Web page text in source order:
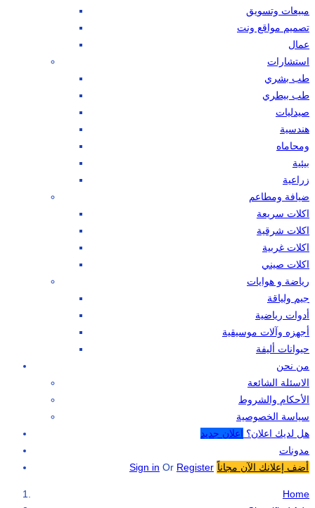
مبيعات وتسويق
تصميم مواقع ونت
عمال
استشارات
طب بشري
طب بيطري
صيدليات
هندسية
ومحاماه
بيئية
زراعية
ضيافة ومطاعم
اكلات سريعة
اكلات شرقية
اكلات غربية
اكلات صيني
رياضة و هوايات
جيم ولياقة
أدوات رياضية
أجهزه وآلات موسيقية
حيوانات أليفة
من نحن
الاسئلة الشائعة
الأحكام والشروط
سياسة الخصوصية
هل لديك اعلان؟ اعلان جديد
مدونات
Sign in Or Register أضف إعلانك الآن مجاناً
Home